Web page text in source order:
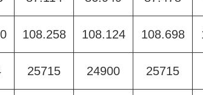
108.258 108.124 108.698
25715 24900 25715